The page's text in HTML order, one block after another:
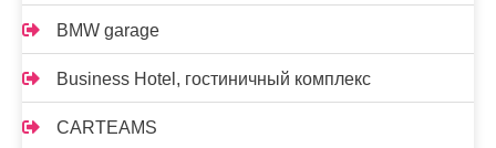
BMW garage
Business Hotel, гостиничный комплекс
CARTEAMS